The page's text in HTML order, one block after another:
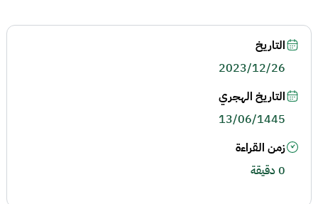
التاريخ
2023/12/26
التاريخ الهجري
13/06/1445
زمن القراءة
0 دقيقة